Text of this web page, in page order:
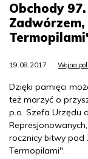
Obchody
19.08.2017 Wojna
Dzięki pamięci
też marzyć o
p.o. Szefa Urzędu
rocznicy bitwy pod
Termopilami".